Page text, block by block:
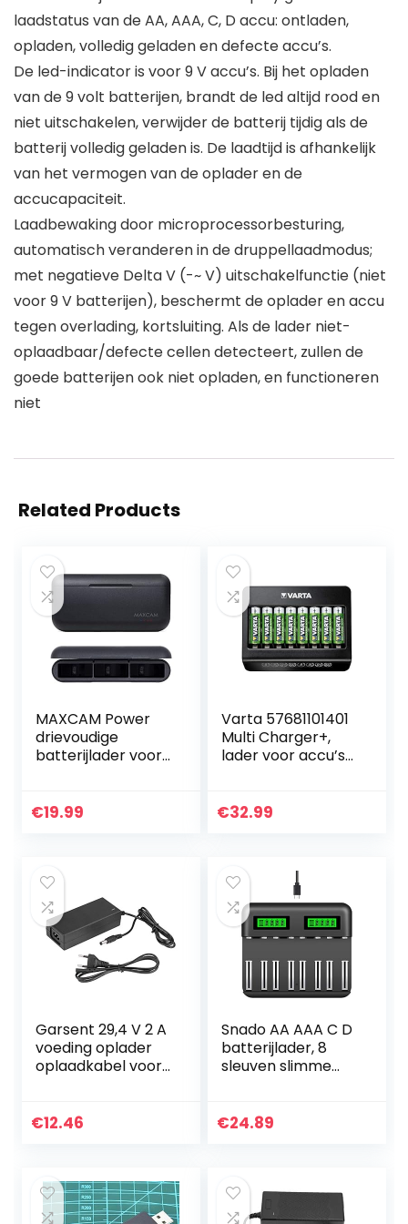
laadstatus van de AA, AAA, C, D accu: ontladen,
opladen, volledig geladen en defecte accu’s.
De led-indicator is voor 9 V accu’s. Bij het opladen
van de 9 volt batterijen, brandt de led altijd rood en
niet uitschakelen, verwijder de batterij tijdig als de
batterij volledig geladen is. De laadtijd is afhankelijk
van het vermogen van de oplader en de
accucapaciteit.
Laadbewaking door microprocessorbesturing,
automatisch veranderen in de druppellaadmodus;
met negatieve Delta V (-~ V) uitschakelfunctie (niet
voor 9 V batterijen), beschermt de oplader en accu
tegen overlading, kortsluiting. Als de lader niet-
oplaadbaar/defecte cellen detecteert, zullen de
goede batterijen ook niet opladen, en functioneren
niet
Related Products
MAXCAM Power
drievoudige
batterijlader voor
RO9 Enduro Black
€19.99
Varta 57681101401
Multi Charger+,
lader voor accu’s
laden via
€32.99
Garsent 29,4 V 2 A
voeding oplader
oplaadkabel voor
€12.46
Snado AA AAA C D
batterijlader, 8
sleuven slimme
AA AAA C D Ni-
€24.89